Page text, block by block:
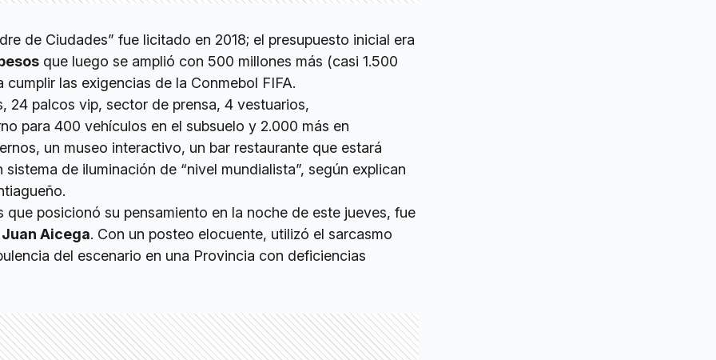
de Ciudades” fue licitado en 2018; el presupuesto inicial era
que luego se amplió con 500 millones más (casi 1.500
cumplir las exigencias de la Conmebol FIFA.
24 palcos vip, sector de prensa, 4 vestuarios,
para 400 vehículos en el subsuelo y 2.000 más en
un museo interactivo, un bar restaurante que estará
de iluminación de “nivel mundialista”, según explican
que posicionó su pensamiento en la noche de este jueves, fue
Juan Aicega. Con un posteo elocuente, utilizó el sarcasmo
del escenario en una Provincia con deficiencias